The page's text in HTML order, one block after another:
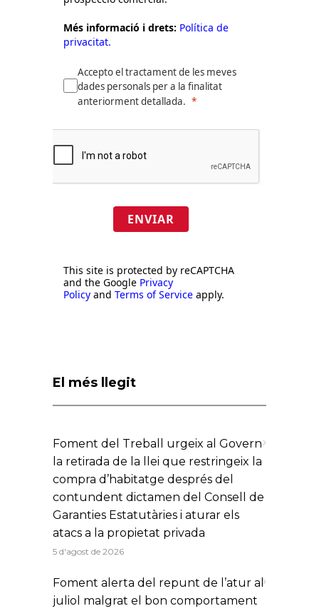
Més informació i drets: Política de
privacitat.
Accepto el tractament de les meves
dades personals per a la finalitat
anteriorment detallada.
ENVIAR
This site is protected by reCAPTCHA
and the Google Privacy
Policy and Terms of Service apply.
El més llegit
Foment del Treball urgeix al Govern
la retirada de la llei que restringeix la
compra d’habitatge després del
contundent dictamen del Consell de
Garanties Estatutàries i aturar els
atacs a la propietat privada
5 d'agost de 2026
Foment alerta del repunt de l’atur al
juliol malgrat el bon comportament